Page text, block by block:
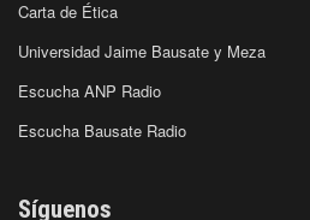
Carta de Ética
Universidad Jaime Bausate y Meza
Escucha ANP Radio
Escucha Bausate Radio
Síguenos